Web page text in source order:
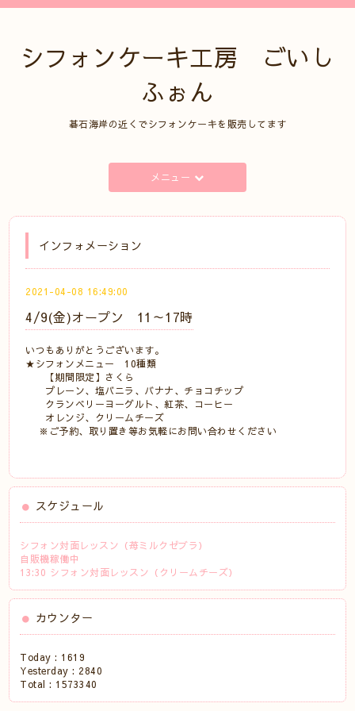
シフォンケーキ工房 ごいし
ふぉん
碁石海岸の近くでシフォンケーキを販売してます
メニュー
インフォメーション
2021-04-08 16:49:00
4/9(金)オープン 11～17時
いつもありがとうございます。
★シフォンメニュー 10種類
【期間限定】さくら
プレーン、塩バニラ、バナナ、チョコチップ
クランベリーヨーグルト、紅茶、コーヒー
オレンジ、クリームチーズ
※ご予約、取り置き等お気軽にお問い合わせください
スケジュール
シフォン対面レッスン（苺ミルクゼブラ）
自販機稼働中
13:30 シフォン対面レッスン（クリームチーズ）
カウンター
Today : 1619
Yesterday : 2840
Total : 1573340